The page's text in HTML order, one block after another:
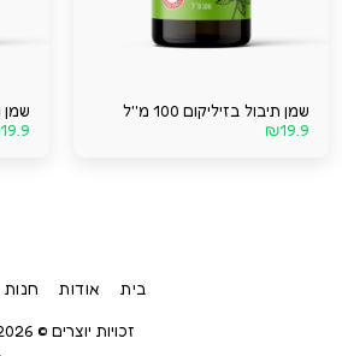
שמן תיבול בזיליקום 100 מ''ל
₪19.9
שמן
19.9
בית אודות חנות
זכויות יוצרים © 2026 כל הזכויות שמורות -